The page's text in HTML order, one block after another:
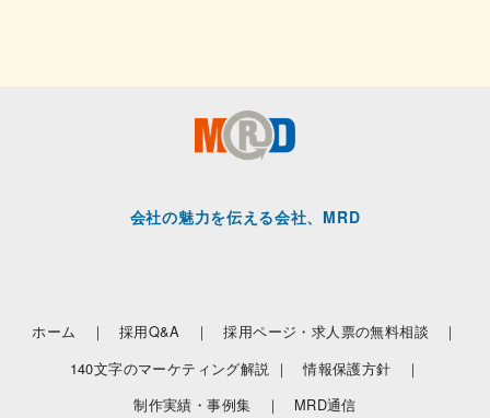
会社の魅力を伝える会社、MRD
ホーム ｜ 採用Q&A ｜
採用ページ・求人票の無料相談 ｜
140文字のマーケティング解説 ｜
情報保護方針 ｜
制作実績・事例集 ｜
MRD通信